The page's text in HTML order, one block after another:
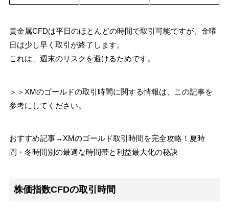
貴金属CFDは平日のほとんどの時間で取引可能ですが、金曜
日は少し早く取引が終了します。
これは、週末のリスクを避けるためです。
＞＞XMのゴールドの取引時間に関する情報は、この記事を
参考にしてください。
おすすめ記事→XMのゴールド取引時間を完全攻略！夏時
間・冬時間別の最適な時間帯と利益最大化の秘訣
株価指数CFDの取引時間